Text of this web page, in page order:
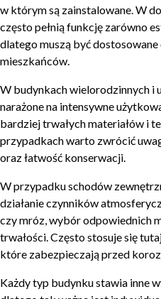
w którym są zainstalowane. W
często pełnią funkcję zarówno
dlatego muszą być
mieszkańców.
W budynkach wielorodzinnych i
narażone na intensywne
bardziej trwałych materiałów i
przypadkach warto zwrócić
oraz łatwość konserwacji.
W przypadku schodów
działanie czynników
czy mróz, wybór odpowiednich
trwałości. Często stosuje się
które zabezpieczają przed
Każdy typ budynku stawia inne